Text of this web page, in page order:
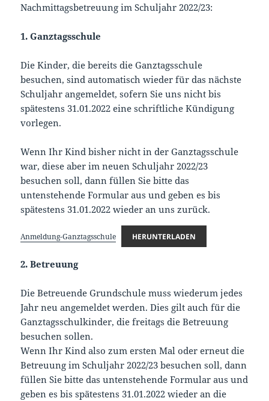
Nachmittagsbetreuung im Schuljahr 2022/23:
1. Ganztagsschule
Die Kinder, die bereits die Ganztagsschule
besuchen, sind automatisch wieder für das nächste
Schuljahr angemeldet, sofern Sie uns nicht bis
spätestens 31.01.2022 eine schriftliche Kündigung
vorlegen.
Wenn Ihr Kind bisher nicht in der Ganztagsschule
war, diese aber im neuen Schuljahr 2022/23
besuchen soll, dann füllen Sie bitte das
untenstehende Formular aus und geben es bis
spätestens 31.01.2022 wieder an uns zurück.
Anmeldung-Ganztagsschule HERUNTERLADEN
2. Betreuung
Die Betreuende Grundschule muss wiederum jedes
Jahr neu angemeldet werden. Dies gilt auch für die
Ganztagsschulkinder, die freitags die Betreuung
besuchen sollen.
Wenn Ihr Kind also zum ersten Mal oder erneut die
Betreuung im Schuljahr 2022/23 besuchen soll, dann
füllen Sie bitte das untenstehende Formular aus und
geben es bis spätestens 31.01.2022 wieder an die